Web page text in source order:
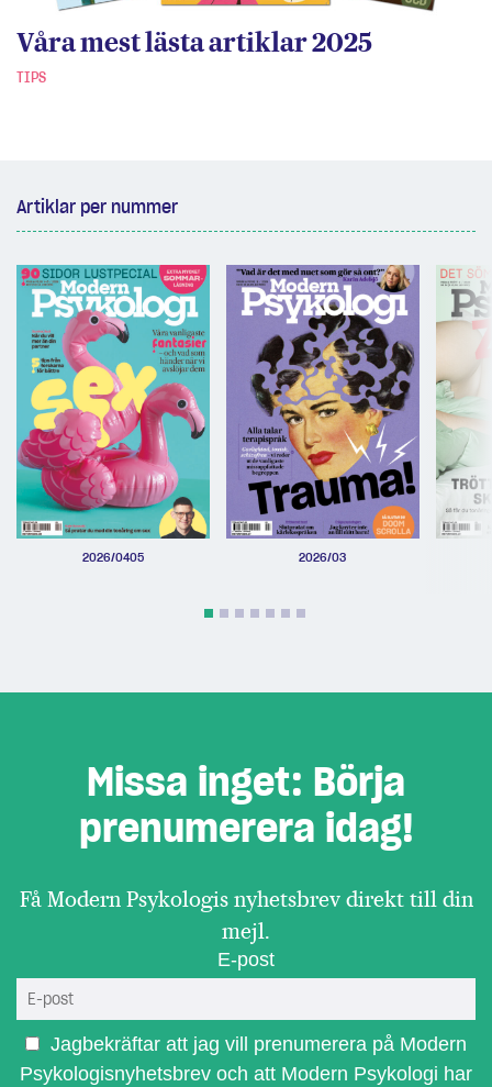
Våra mest lästa artiklar 2025
TIPS
Artiklar per nummer
2026/0405 2026/03
Missa inget: Börja
prenumerera idag!
Få Modern Psykologis nyhetsbrev direkt till din
mejl.
E-post
Jagbekräftar att jag vill prenumerera på Modern
Psykologisnyhetsbrev och att Modern Psykologi har